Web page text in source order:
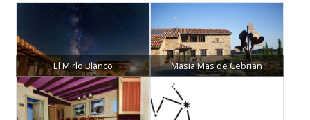
El Mirlo Blanco Masía Mas de Cebrián